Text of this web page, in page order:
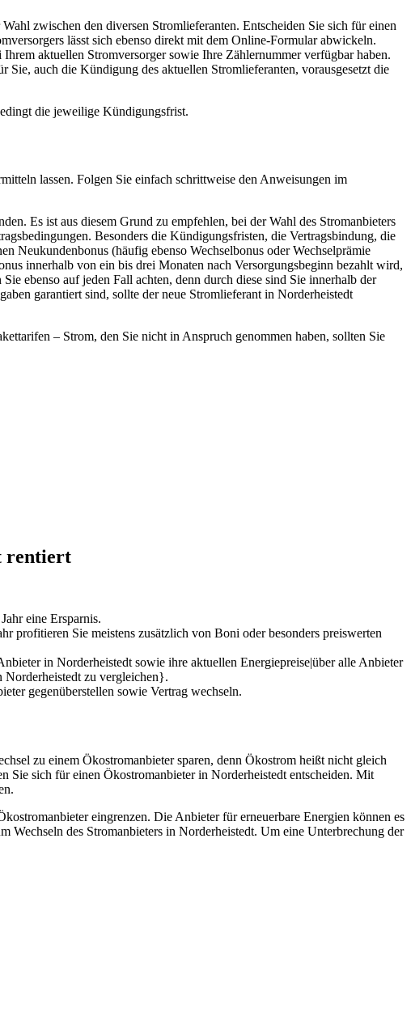
zwischen den diversen Stromlieferanten. Entscheiden Sie sich für einen
lässt sich ebenso direkt mit dem Online-Formular abwickeln.
aktuellen Stromversorger sowie Ihre Zählernummer verfügbar haben.
auch die Kündigung des aktuellen Stromlieferanten, vorausgesetzt die
die jeweilige Kündigungsfrist.
lassen. Folgen Sie einfach schrittweise den Anweisungen im
Es ist aus diesem Grund zu empfehlen, bei der Wahl des Stromanbieters
Besonders die Kündigungsfristen, die Vertragsbindung, die
Neukundenbonus (häufig ebenso Wechselbonus oder Wechselprämie
innerhalb von ein bis drei Monaten nach Versorgungsbeginn bezahlt wird,
ebenso auf jeden Fall achten, denn durch diese sind Sie innerhalb der
garantiert sind, sollte der neue Stromlieferant in Norderheistedt
– Strom, den Sie nicht in Anspruch genommen haben, sollten Sie
rentiert
eine Ersparnis.
profitieren Sie meistens zusätzlich von Boni oder besonders preiswerten
in Norderheistedt sowie ihre aktuellen Energiepreise|über alle Anbieter
Norderheistedt zu vergleichen}.
gegenüberstellen sowie Vertrag wechseln.
zu einem Ökostromanbieter sparen, denn Ökostrom heißt nicht gleich
Sie sich für einen Ökostromanbieter in Norderheistedt entscheiden. Mit
eingrenzen. Die Anbieter für erneuerbare Energien können es
Wechseln des Stromanbieters in Norderheistedt. Um eine Unterbrechung der